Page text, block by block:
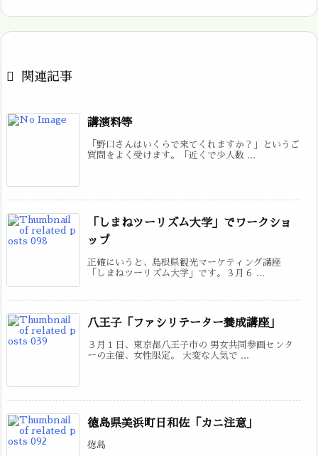
 関連記事
講演料等
「野口さんはいくらで来てくれますか？」というご
質問をよく受けます。「近くで少人数 ...
「しまねツーリズム大学」でワークショ
ップ
正確にいうと、島根県観光マーケティング講座
「しまねツーリズム大学」です。３月６ ...
八王子「ファシリテーター養成講座」
３月１日、東京都八王子市の 男女共同参画センタ
ーの主催、女性限定。 大変な人気で ...
徳島県美浜町日和佐「カニ注意」
徳島